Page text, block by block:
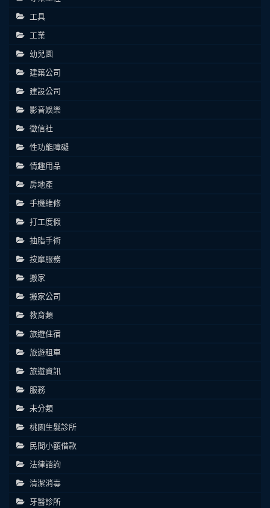
工具
工業
幼兒園
建築公司
建設公司
影音娛樂
徵信社
性功能障礙
情趣用品
房地產
手機維修
打工度假
抽脂手術
按摩服務
搬家
搬家公司
教育類
旅遊住宿
旅遊租車
旅遊資訊
服務
未分類
桃園生髮診所
民間小額借款
法律諮詢
清潔消毒
牙醫診所